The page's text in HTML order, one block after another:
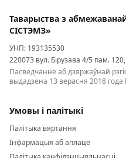
Таварыства з
СІСТЭМЗ»
УНП: 193135530
220073 вул. Бірузава 4/5 пам.
Пасведчанне аб дзяржаўнай
выдадзена 13 верасня 2018
Умовы і палітыкі
Палітыка вяртання
Інфармацыя аб аплаце